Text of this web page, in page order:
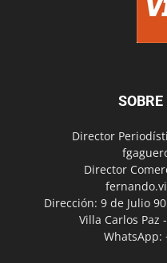
SOBRE
Director
Director
Dirección: 9 de Julio
Villa Carlos Paz
WhatsApp: